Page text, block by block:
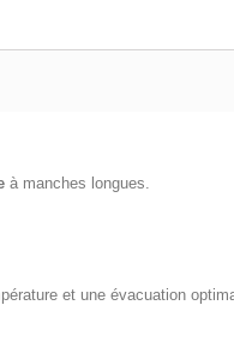
à manches longues.
et une évacuation